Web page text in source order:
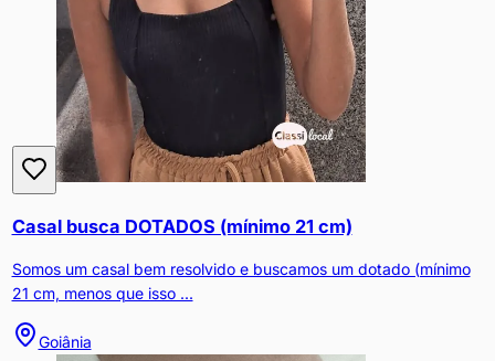
Casal busca DOTADOS (mínimo 21 cm)
Somos um casal bem resolvido e buscamos um dotado (mínimo
21 cm, menos que isso ...
Goiânia